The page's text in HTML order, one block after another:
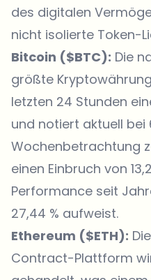
des digitalen
nicht isolierte Token-
Bitcoin ($BTC): Die
größte
letzten 24 Stunden
und notiert aktuell bei
Wochenbetrachtung
einen Einbruch von
Performance seit
27,44 % aufweist.
Ethereum ($ETH):
Contract-Plattform